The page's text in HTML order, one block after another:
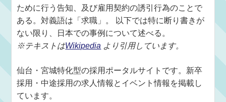
ために行う告知、及び雇用契約の誘引行為のことで
ある。対義語は「求職」。 以下では特に断り書きが
ない限り、日本での事例について述べる。
※テキストはWikipedia より引用しています。
仙台・宮城特化型の採用ポータルサイトです。新卒
採用・中途採用の求人情報とイベント情報を掲載し
ています。